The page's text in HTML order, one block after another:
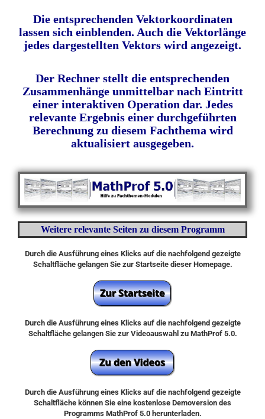
Die entsprechenden Vektorkoordinaten
lassen sich einblenden. Auch die Vektorlänge
jedes dargestellten Vektors wird angezeigt.
Der Rechner stellt die entsprechenden
Zusammenhänge unmittelbar nach Eintritt
einer interaktiven Operation dar. Jedes
relevante Ergebnis einer durchgeführten
Berechnung zu diesem Fachthema wird
aktualisiert ausgegeben.
Weitere relevante Seiten zu diesem Programm
Durch die Ausführung eines Klicks auf die nachfolgend gezeigte
Schaltfläche gelangen Sie zur Startseite dieser Homepage.
Durch die Ausführung eines Klicks auf die nachfolgend gezeigte
Schaltfläche gelangen Sie zur Videoauswahl zu MathProf 5.0.
Durch die Ausführung eines Klicks auf die nachfolgend gezeigte
Schaltfläche können Sie eine kostenlose Demoversion des
Programms MathProf 5.0 herunterladen.